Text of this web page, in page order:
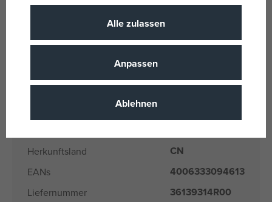
Material Plastik
Anzahl und Art der Batterien
Produktlinie Ghostbusters
Herkunftsland CN
EANs 4006333094613
Liefernummer 36139314R00
Alle zulassen
Anpassen
Ablehnen